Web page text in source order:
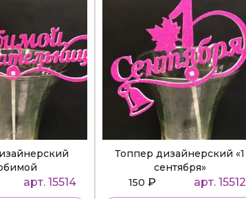
арт. 15514
Топпер дизайнерский «1
сентября»
150 ₽ арт. 15512